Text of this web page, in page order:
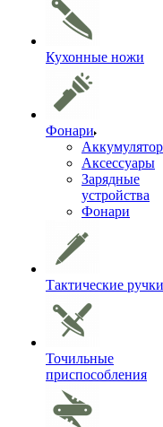
Кухонные ножи
Фонари
Аксессуары
Зарядные
устройства
Фонари
Тактические ручки
Точильные
приспособления